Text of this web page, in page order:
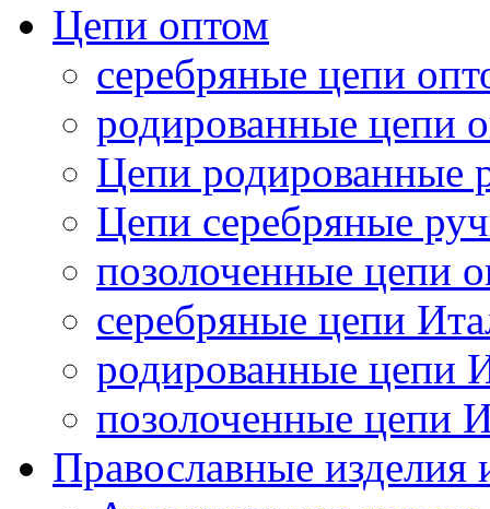
Цепи оптом
серебряные цепи
родированные цепи
Цепи родированные
Цепи серебряные
позолоченные цепи
серебряные цепи
родированные цепи
позолоченные цепи
Православные изделия